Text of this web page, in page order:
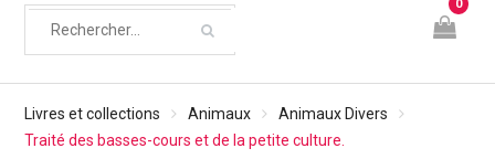
0
Livres et collections Animaux
Animaux Divers
Traité des basses-cours et de la petite culture.